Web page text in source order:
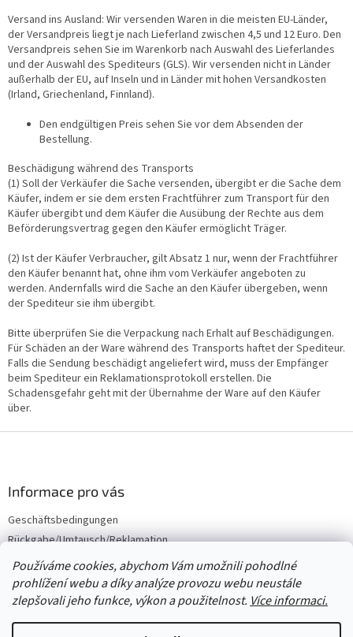
Používáme cookies, abychom Vám umožnili pohodlné
prohlížení webu a díky analýze provozu webu neustále
zlepšovali jeho funkce, výkon a použitelnost. Více informaci.
Versand ins Ausland: Wir versenden Waren in die meisten EU-Länder,
der Versandpreis liegt je nach Lieferland zwischen 4,5 und 12 Euro. Den
Versandpreis sehen Sie im Warenkorb nach Auswahl des Lieferlandes
und der Auswahl des Spediteurs (GLS). Wir versenden nicht in Länder
außerhalb der EU, auf Inseln und in Länder mit hohen Versandkosten
(Irland, Griechenland, Finnland).
Den endgültigen Preis sehen Sie vor dem Absenden der
Bestellung.
Beschädigung während des Transports
(1) Soll der Verkäufer die Sache versenden, übergibt er die Sache dem
Käufer, indem er sie dem ersten Frachtführer zum Transport für den
Käufer übergibt und dem Käufer die Ausübung der Rechte aus dem
Beförderungsvertrag gegen den Käufer ermöglicht Träger.
(2) Ist der Käufer Verbraucher, gilt Absatz 1 nur, wenn der Frachtführer
den Käufer benannt hat, ohne ihm vom Verkäufer angeboten zu
werden. Andernfalls wird die Sache an den Käufer übergeben, wenn
der Spediteur sie ihm übergibt.
Bitte überprüfen Sie die Verpackung nach Erhalt auf Beschädigungen.
Für Schäden an der Ware während des Transports haftet der Spediteur.
Falls die Sendung beschädigt angeliefert wird, muss der Empfänger
beim Spediteur ein Reklamationsprotokoll erstellen. Die
Schadensgefahr geht mit der Übernahme der Ware auf den Käufer
über.
l
Informace pro vás
Geschäftsbedingungen
Rückgabe/Umtausch/Reklamation
Großhandel